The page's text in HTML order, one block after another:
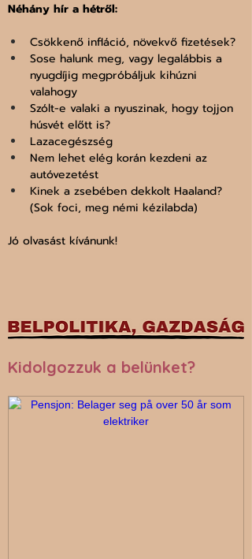
Néhány hír a hétről:
Csökkenő infláció, növekvő fizetések?
Sose halunk meg, vagy legalábbis a
nyugdíjig megpróbáljuk kihúzni
valahogy
Szólt-e valaki a nyuszinak, hogy tojjon
húsvét előtt is?
Lazacegészség
Nem lehet elég korán kezdeni az
autóvezetést
Kinek a zsebében dekkolt Haaland?
(Sok foci, meg némi kézilabda)
Jó olvasást kívánunk!
Kidolgozzuk a belünket?